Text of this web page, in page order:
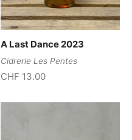
A Last Dance 2023
Cidrerie Les Pentes
CHF 13.00